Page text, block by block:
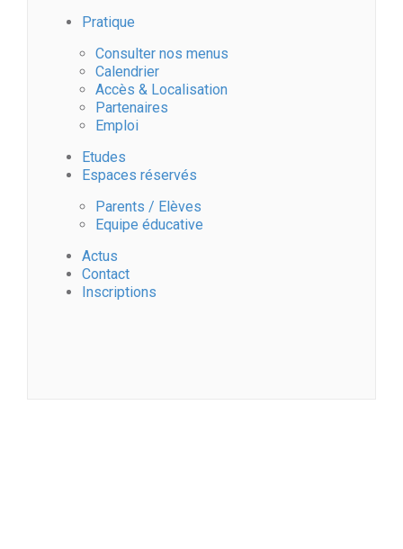
Pratique
Consulter nos menus
Calendrier
Accès & Localisation
Partenaires
Emploi
Etudes
Espaces réservés
Parents / Elèves
Equipe éducative
Actus
Contact
Inscriptions